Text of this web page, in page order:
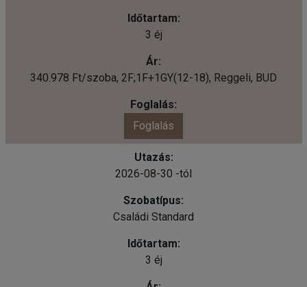
3 éj
340.978 Ft/szoba, 2F;1F+1GY(12-18), Reggeli, BUD
Foglalás
2026-08-30 -tól
Családi Standard
3 éj